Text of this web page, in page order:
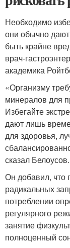
Необходимо
они обычно
быть крайне
врач-
академика
«Организму
минералов для
Избегайте
дают лишь
для здоровья,
сказал Белоусов.
Он добавил, что
радикальных
потреблении
регулярного
занятие
полноценный